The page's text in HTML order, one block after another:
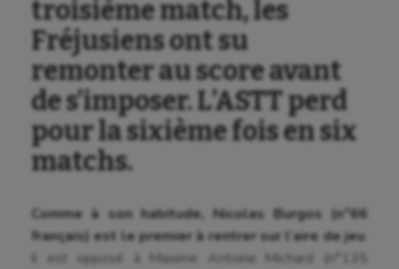
troisième match, les
Fréjusiens ont su
remonter au score avant
de s’imposer. L’ASTT perd
pour la sixième fois en six
matchs.
Comme à son habitude, Nicolas Burgos (n°66
français) est le premier à rentrer sur l’aire de jeu
Il est opposé à Maxime Antoine Michard (n°135